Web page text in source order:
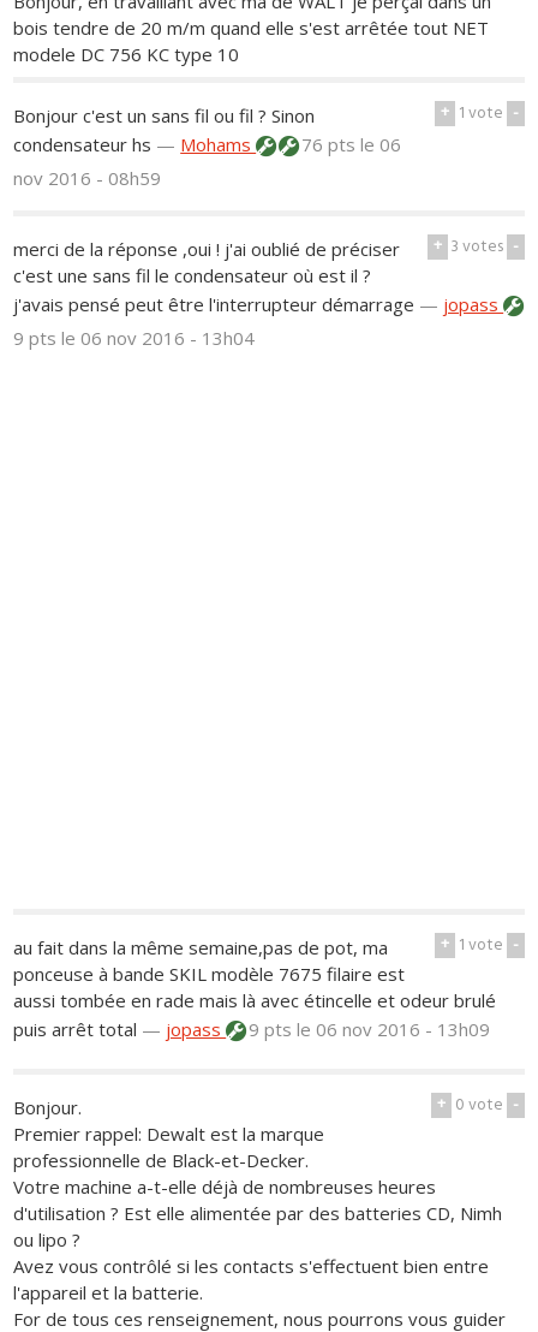
bois tendre de 20 m/m quand elle s'est arrêtée tout NET
modele DC 756 KC type 10
+ 1vote -
Bonjour c'est un sans fil ou fil ? Sinon
condensateur hs — Mohams 76 ptsle 06
nov 2016 - 08h59
+ 3votes -
merci de la réponse ,oui ! j'ai oublié de préciser
c'est une sans fil le condensateur où est il ?
j'avais pensé peut être l'interrupteur démarrage — jopass
9 ptsle 06 nov 2016 - 13h04
+ 1vote -
au fait dans la même semaine,pas de pot, ma
ponceuse à bande SKIL modèle 7675 filaire est
aussi tombée en rade mais là avec étincelle et odeur brulé
puis arrêt total — jopass 9 ptsle 06 nov 2016 - 13h09
+ 0vote -
Bonjour.
Premier rappel: Dewalt est la marque
professionnelle de Black-et-Decker.
Votre machine a-t-elle déjà de nombreuses heures
d'utilisation ? Est elle alimentée par des batteries CD, Nimh
ou lipo ?
Avez vous contrôlé si les contacts s'effectuent bien entre
l'appareil et la batterie.
For de tous ces renseignement, nous pourrons vous guider